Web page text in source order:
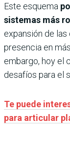
Este esquema
sistemas más
expansión de
presencia en
embargo, hoy el
desafíos para el
Te puede
para articular